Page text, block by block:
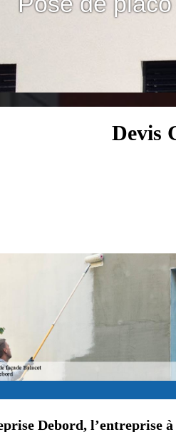
Devis
Debord, l’entreprise